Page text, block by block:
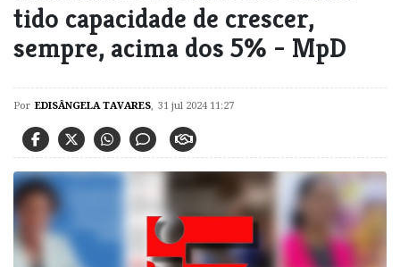
tido capacidade de crescer,
sempre, acima dos 5% - MpD
Por EDISÂNGELA TAVARES, 31 jul 2024 11:27